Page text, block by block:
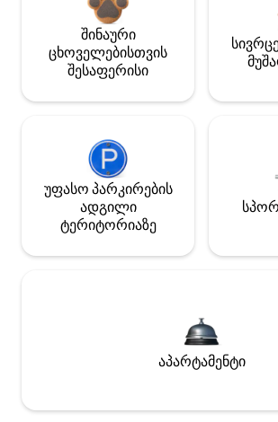
შინაური
ცხოველებისთვის
შესაფერისი
უფასო პარკირების
ადგილი
ტერიტორიაზე
აპარტამენტი